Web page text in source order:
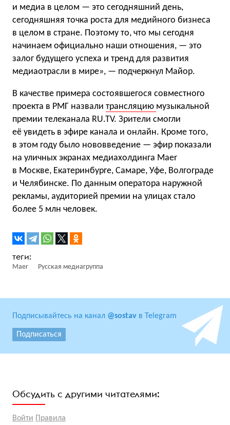
и медиа в целом — это сегодняшний день,
сегодняшняя точка роста для медийного бизнеса
в целом в стране. Поэтому то, что мы сегодня
начинаем официально наши отношения, — это
залог будущего успеха и тренд для развития
медиаотрасли в мире», — подчеркнул Майор.
В качестве примера состоявшегося совместного
проекта в РМГ назвали трансляцию музыкальной
премии телеканала RU.TV. Зрители смогли
её увидеть в эфире канала и онлайн. Кроме того,
в этом году было нововведение — эфир показали
на уличных экранах медиахолдинга Maer
в Москве, Екатеринбурге, Самаре, Уфе, Волгограде
и Челябинске. По данным оператора наружной
рекламы, аудиторией премии на улицах стало
более 5 млн человек.
Maer Русская медиагруппа
Подписывайтесь на канал @sostav в Telegram
Подписаться
Обсудить с другими читателями:
Войти Правила